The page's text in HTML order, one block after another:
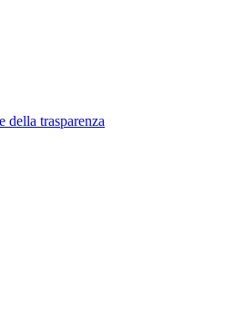
della trasparenza